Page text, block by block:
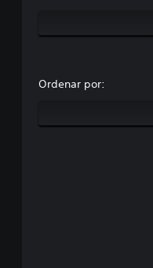
Ordenar por: